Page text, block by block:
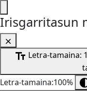
Irisgarritasun
Letra-tamaina:
Letra-tamaina:100%